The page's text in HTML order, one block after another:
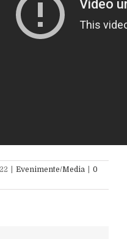
Evenimente/Media
0